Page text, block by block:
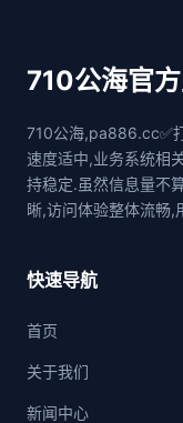
710公海官
710公海,pa886.cc✅
速度适中,业务系统相
持稳定.虽然信息量不
晰,访问体验整体流畅,
快速导航
首页
关于我们
新闻中心